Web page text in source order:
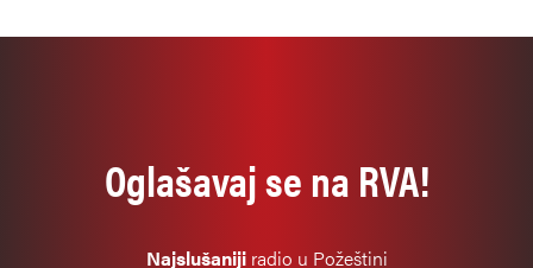
Oglašavaj se na RVA!
Najslušanijiradio u Požeštini